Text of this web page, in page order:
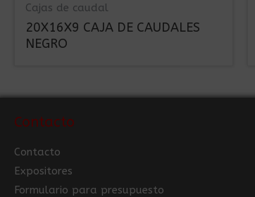
Cajas de caudal
20X16X9 CAJA DE CAUDALES
NEGRO
Contacto
Contacto
Expositores
Formulario para presupuesto